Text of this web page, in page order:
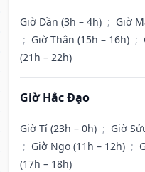
Giờ Dần (3h – 4h) ; Giờ
; Giờ Thân (15h – 16h) ;
(21h – 22h)
Giờ Hắc Đạo
Giờ Tí (23h – 0h) ; Giờ
; Giờ Ngọ (11h – 12h) ;
(17h – 18h)